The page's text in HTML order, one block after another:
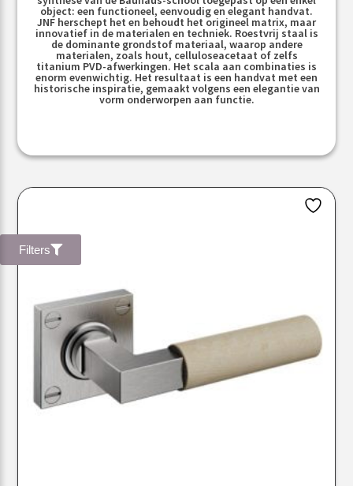
object: een functioneel, eenvoudig en elegant handvat.
JNF herschept het en behoudt het origineel matrix, maar
innovatief in de materialen en techniek. Roestvrij staal is
de dominante grondstof materiaal, waarop andere
materialen, zoals hout, celluloseacetaat of zelfs
titanium PVD-afwerkingen. Het scala aan combinaties is
enorm evenwichtig. Het resultaat is een handvat met een
historische inspiratie, gemaakt volgens een elegantie van
vorm onderworpen aan functie.
Filters